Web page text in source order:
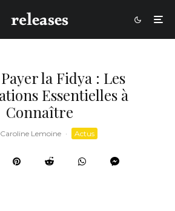
la Fidya : Les
Essentielles à
Connaître
Caroline Lemoine · Actus